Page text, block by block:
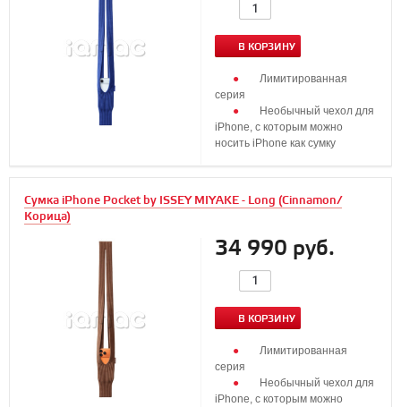
В КОРЗИНУ
Лимитированная
серия
Необычный чехол для
iPhone, с которым можно
носить iPhone как сумку
Сумка iPhone Pocket by ISSEY MIYAKE - Long (Cinnamon/
Корица)
34 990 руб.
В КОРЗИНУ
Лимитированная
серия
Необычный чехол для
iPhone, с которым можно